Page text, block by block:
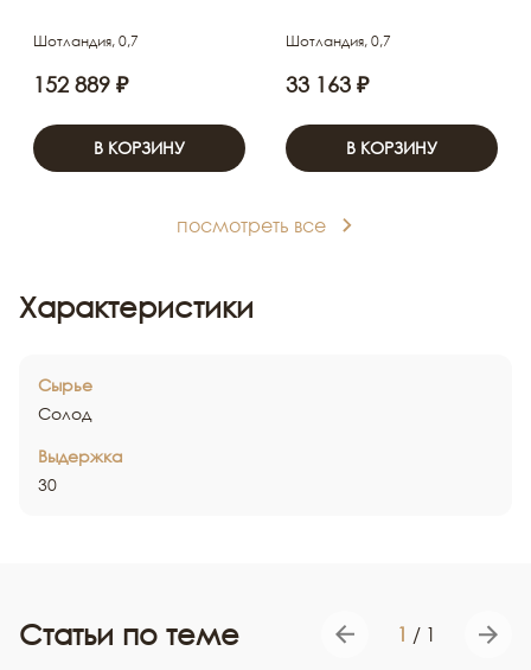
Шотландия, 0,7
152 889 ₽
В КОРЗИНУ
Шотландия, 0,7
33 163 ₽
В КОРЗИНУ
посмотреть все
Характеристики
Сырье
Солод
Выдержка
30
Статьи по теме 1 / 1